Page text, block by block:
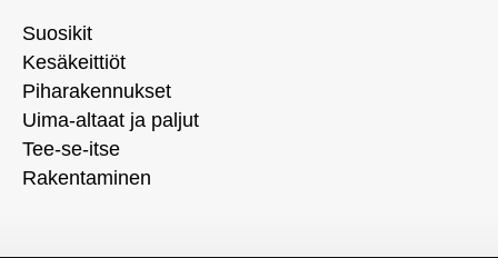
Suosikit
Kesäkeittiöt
Piharakennukset
Uima-altaat ja paljut
Tee-se-itse
Rakentaminen